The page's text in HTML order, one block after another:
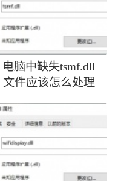
电脑中缺失tsmf.dll
文件应该怎么处理